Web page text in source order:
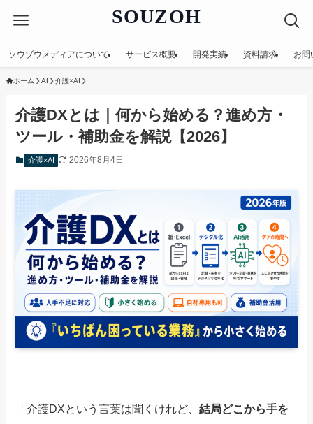
SOUZOH
ソウゾウメディアについて サービス概要 開発実績 資料請求 お問
ホーム AI 介護×AI
介護DXとは｜何から始める？進め方・
ツール・補助金を解説【2026】
介護×AI 2026年8月4日
「介護DXという言葉は聞くけれど、結局どこから手を